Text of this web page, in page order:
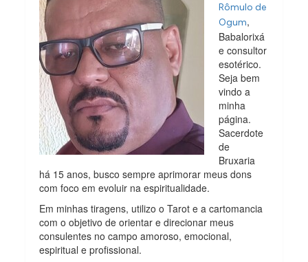
Rômulo de
Ogum,
Babalorixá
e consultor
esotérico.
Seja bem
vindo a
minha
página.
Sacerdote
de
Bruxaria
há 15 anos, busco sempre aprimorar meus dons
com foco em evoluir na espiritualidade.
Em minhas tiragens, utilizo o Tarot e a cartomancia
com o objetivo de orientar e direcionar meus
consulentes no campo amoroso, emocional,
espiritual e profissional.